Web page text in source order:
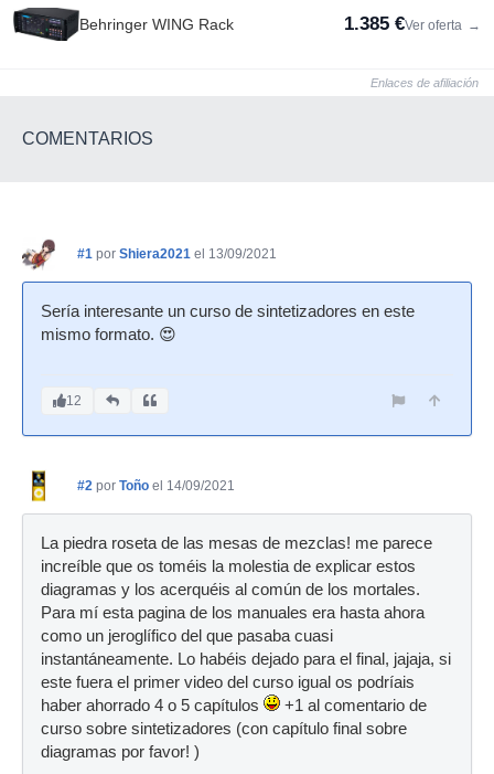
Behringer WING Rack 1.385 €Ver oferta →
Enlaces de afiliación
COMENTARIOS
#1 por Shiera2021 el 13/09/2021
Sería interesante un curso de sintetizadores en este
mismo formato. 😍
12
#2 por Toño el 14/09/2021
La piedra roseta de las mesas de mezclas! me parece
increíble que os toméis la molestia de explicar estos
diagramas y los acerquéis al común de los mortales.
Para mí esta pagina de los manuales era hasta ahora
como un jeroglífico del que pasaba cuasi
instantáneamente. Lo habéis dejado para el final, jajaja, si
este fuera el primer video del curso igual os podríais
haber ahorrado 4 o 5 capítulos
+1 al comentario de
curso sobre sintetizadores (con capítulo final sobre
diagramas por favor! )